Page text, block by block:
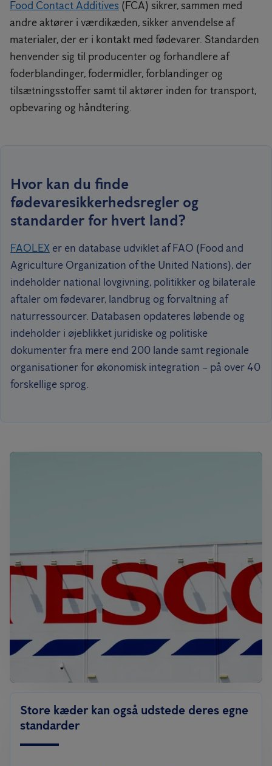
Food Contact Additives (FCA) sikrer, sammen med
andre aktører i værdikæden, sikker anvendelse af
materialer, der er i kontakt med fødevarer. Standarden
henvender sig til producenter og forhandlere af
foderblandinger, fodermidler, forblandinger og
tilsætningsstoffer samt til aktører inden for transport,
opbevaring og håndtering.
Hvor kan du finde
fødevaresikkerhedsregler og
standarder for hvert land?
FAOLEX er en database udviklet af FAO (Food and
Agriculture Organization of the United Nations), der
indeholder national lovgivning, politikker og bilaterale
aftaler om fødevarer, landbrug og forvaltning af
naturressourcer. Databasen opdateres løbende og
indeholder i øjeblikket juridiske og politiske
dokumenter fra mere end 200 lande samt regionale
organisationer for økonomisk integration – på over 40
forskellige sprog.
Store kæder kan også udstede deres egne
standarder